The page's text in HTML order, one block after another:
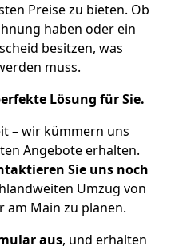
Preise zu bieten. Ob
haben oder ein
besitzen, was
muss.
Lösung für Sie.
– wir kümmern uns
Angebote erhalten.
Sie uns noch
Umzug von
am Main zu planen.
aus, und erhalten